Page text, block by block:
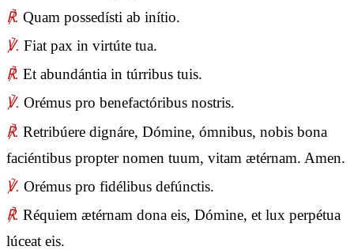
℟. Quam possedísti ab inítio.
℣. Fiat pax in virtúte tua.
℟. Et abundántia in túrribus tuis.
℣. Orémus pro benefactóribus nostris.
℟. Retribúere dignáre, Dómine, ómnibus, nobis bona
faciéntibus propter nomen tuum, vitam ætérnam. Amen.
℣. Orémus pro fidélibus defúnctis.
℟. Réquiem ætérnam dona eis, Dómine, et lux perpétua
lúceat eis.